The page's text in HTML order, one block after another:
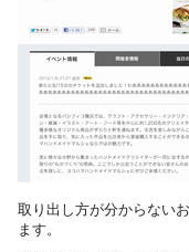
取り出し方が分からない
ます。